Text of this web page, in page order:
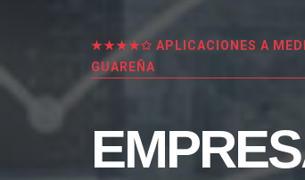
★★★★✩ APLICACIONES A
GUAREÑA